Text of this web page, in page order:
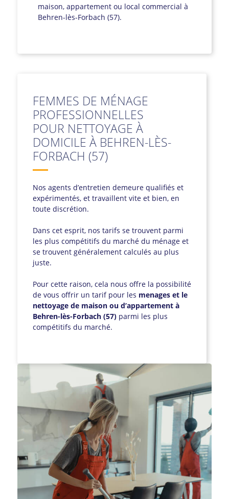
maison, appartement ou local commercial à
Behren-lès-Forbach (57).
FEMMES DE MÉNAGE
PROFESSIONNELLES
POUR NETTOYAGE À
DOMICILE À BEHREN-LÈS-
FORBACH (57)
Nos agents d’entretien demeure qualifiés et
expérimentés, et travaillent vite et bien, en
toute discrétion.
Dans cet esprit, nos tarifs se trouvent parmi
les plus compétitifs du marché du ménage et
se trouvent généralement calculés au plus
juste.
Pour cette raison, cela nous offre la possibilité
de vous offrir un tarif pour les menages et le
nettoyage de maison ou d’appartement à
Behren-lès-Forbach (57) parmi les plus
compétitifs du marché.